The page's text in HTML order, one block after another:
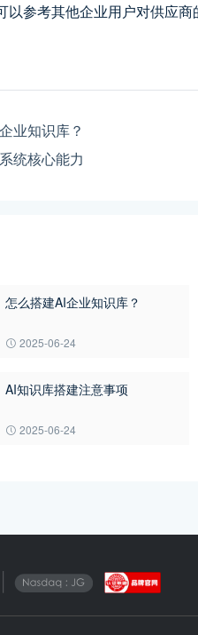
以参考其他企业用户对供应
业知识库？
统核心能力
怎么搭建AI企业知识库？
2025-06-24
AI知识库搭建注意事项
2025-06-24